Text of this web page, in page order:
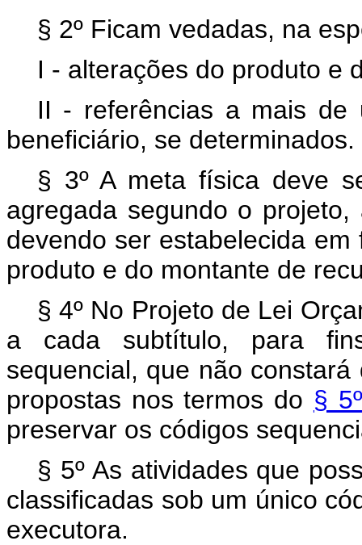
§ 2º Ficam vedadas, na
I - alterações do produto e
II - referências a mais de
beneficiário, se determinados.
§ 3º A meta física deve
agregada segundo o
devendo ser estabelecida
produto e do montante de
§ 4º No Projeto de Lei
a cada subtítulo, para
sequencial, que não
propostas nos termos do §
preservar os códigos
§ 5º As atividades que
classificadas sob um único
executora.